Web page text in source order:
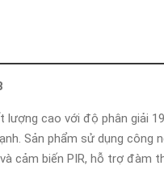
lượng cao với độ phân giải
Sản phẩm sử dụng công
cảm biến PIR, hỗ trợ